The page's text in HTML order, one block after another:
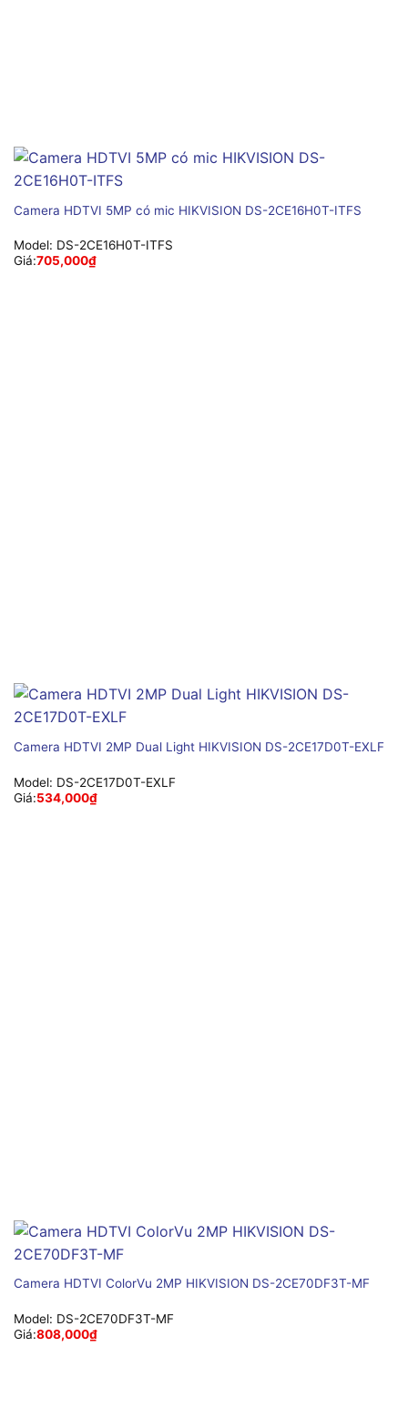
Camera HDTVI 5MP có mic HIKVISION DS-2CE16H0T-ITFS
Model: DS-2CE16H0T-ITFS
Giá:705,000₫
Camera HDTVI 2MP Dual Light HIKVISION DS-2CE17D0T-EXLF
Model: DS-2CE17D0T-EXLF
Giá:534,000₫
Camera HDTVI ColorVu 2MP HIKVISION DS-2CE70DF3T-MF
Model: DS-2CE70DF3T-MF
Giá:808,000₫